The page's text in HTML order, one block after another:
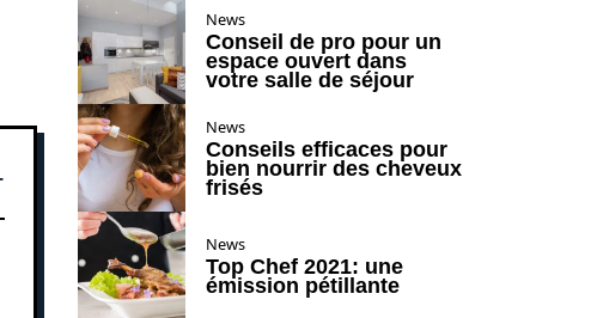
News
Conseil de pro pour un
espace ouvert dans
votre salle de séjour
News
Conseils efficaces pour
bien nourrir des cheveux
frisés
News
Top Chef 2021: une
émission pétillante